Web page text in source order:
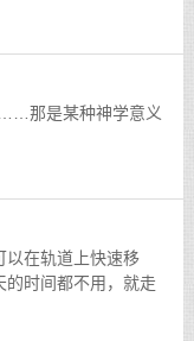
那是某种神学意义
以在轨道上快速移
时间都不用，就走